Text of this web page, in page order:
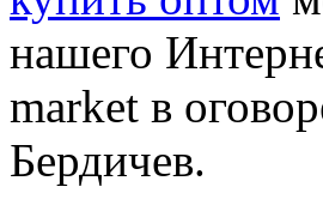
нашего
market в
Бердичев.